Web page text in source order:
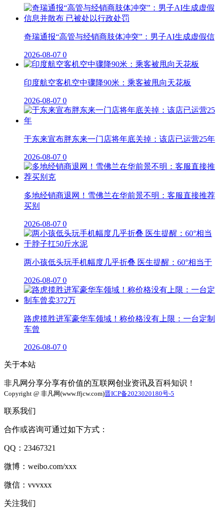
奇瑞通报“高管与经销商肢体冲突”：男子AI生成虚假信
2026-08-07 0
印度航空客机空中骤降90米：乘客被甩向天花板
2026-08-07 0
于东来宣布胖东来一门店将年底关掉：该店已运营25年
2026-08-07 0
多地经销商退网！雪佛兰在华前景不明：客服直接推荐
买别
2026-08-07 0
两小孩低头玩手机幅度几乎折叠 医生提醒：60°相当于
2026-08-07 0
路虎揽胜进军豪华车领域！称价格没有上限：一台定制
车曾
2026-08-07 0
关于本站
非凡网分享分享有价值的互联网创业资讯及百科知识！
Copyright @ 非凡网(www.ffjcw.com)晋ICP备2023020180号-5
联系我们
合作或咨询可通过如下方式：
QQ：23467321
微博：weibo.com/xxx
微信：vvvxxx
关注我们